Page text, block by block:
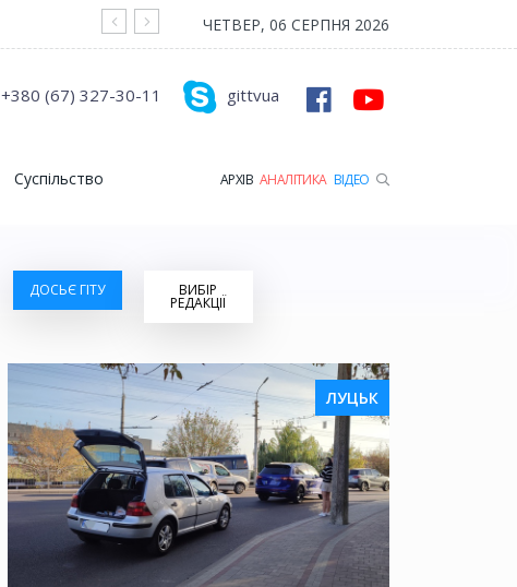
На війні загинув Герой з Рожищенської
ЧЕТВЕР, 06 СЕРПНЯ 2026
gittvua
+380 (67) 327-30-11
Суспільство АРХІВ АНАЛІТИКА ВІДЕО
ДОСЬЄ ГІТУ ВИБІР
РЕДАКЦІЇ
ЛУЦЬК